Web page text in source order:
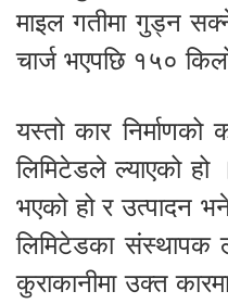
माइल गतीमा गुड्न
चार्ज भएपछि १५०
यस्तो कार
लिमिटेडले ल्याएको हो
भएको हो र उत्पादन
लिमिटेडका
कुराकानीमा उक्त